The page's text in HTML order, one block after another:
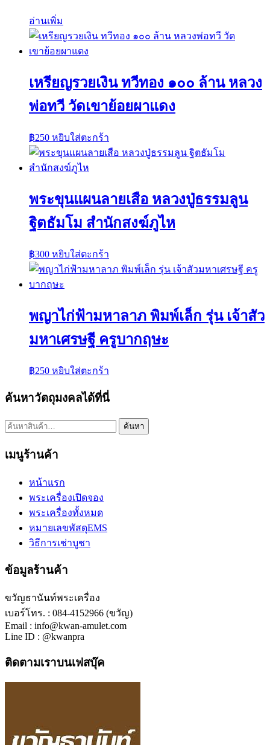
อ่านเพิ่ม
เหรียญรวยเงิน ทวีทอง ๑๐๐ ล้าน หลวง
พ่อทวี วัดเขาย้อยผาแดง
฿250 หยิบใส่ตะกร้า
พระขุนแผนลายเสือ หลวงปู่ธรรมลูน
ฐิตธัมโม สำนักสงฆ์ภูไห
฿300 หยิบใส่ตะกร้า
พญาไก่ฟ้ามหาลาภ พิมพ์เล็ก รุ่น เจ้าสัว
มหาเศรษฐี ครูบากฤษะ
฿250 หยิบใส่ตะกร้า
ค้นหาวัตถุมงคลได้ที่นี่
ค้นหา: ค้นหา
เมนูร้านค้า
หน้าแรก
พระเครื่องเปิดจอง
พระเครื่องทั้งหมด
หมายเลขพัสดุEMS
วิธีการเช่าบูชา
ข้อมูลร้านค้า
ขวัญธานันท์พระเครื่อง
เบอร์โทร. : 084-4152966 (ขวัญ)
Email : info@kwan-amulet.com
Line ID : @kwanpra
ติดตามเราบนเฟสบุ๊ค